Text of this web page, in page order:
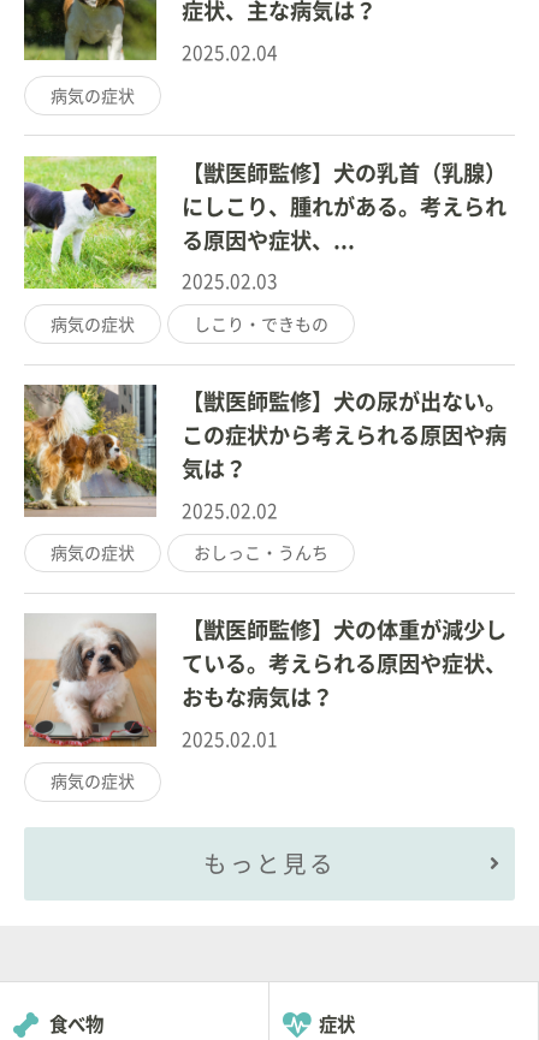
症状、主な病気は？
2025.02.04
病気の症状
【獣医師監修】犬の乳首（乳腺）
にしこり、腫れがある。考えられ
る原因や症状、...
2025.02.03
病気の症状 しこり・できもの
【獣医師監修】犬の尿が出ない。
この症状から考えられる原因や病
気は？
2025.02.02
病気の症状 おしっこ・うんち
【獣医師監修】犬の体重が減少し
ている。考えられる原因や症状、
おもな病気は？
2025.02.01
病気の症状
もっと見る
食べ物 症状